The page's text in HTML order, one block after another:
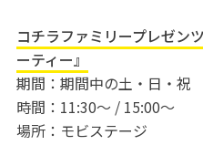
コチラファミリープレゼン
ーティー』
期間：期間中の土・日・祝
時間：11:30～ / 15:00～
場所：モビステージ